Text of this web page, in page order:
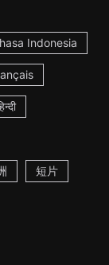
Indonesia
短片